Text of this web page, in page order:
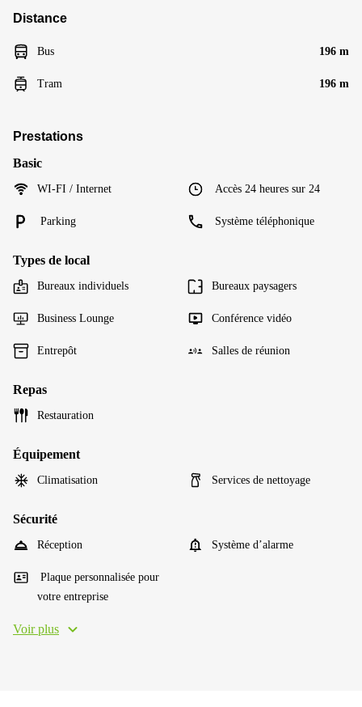
Distance
Bus 196 m
Tram 196 m
Prestations
Basic
WI-FI / Internet Accès 24 heures sur 24
Parking Système téléphonique
Types de local
Bureaux individuels Bureaux paysagers
Business Lounge Conférence vidéo
Entrepôt Salles de réunion
Repas
Restauration
Équipement
Climatisation Services de nettoyage
Sécurité
Réception Système d’alarme
Plaque personnalisée pour
votre entreprise
Voir plus